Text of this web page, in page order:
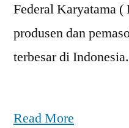
Federal Karyatama (
produsen dan
terbesar di Indonesia.
Read More